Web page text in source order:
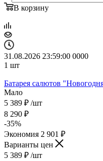
В корзину
31.08.2026 23:59:00 0000
1 шт
Батарея салютов
Мало
5 389 ₽ /шт
8 290 ₽
-35%
Экономия 2 901 ₽
Варианты цен
5 389 ₽ /шт